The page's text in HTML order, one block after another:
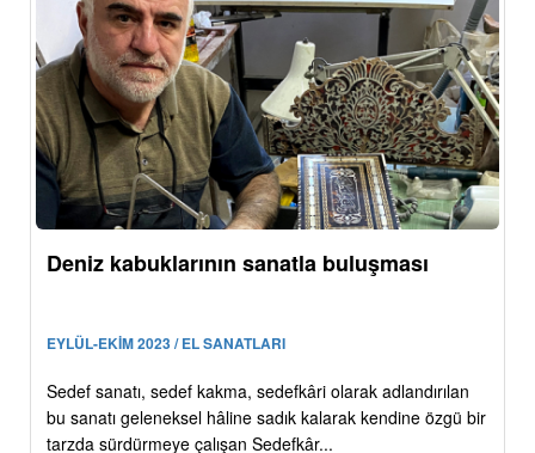
Deniz kabuklarının sanatla buluşması
EYLÜL-EKİM 2023 / EL SANATLARI
Sedef sanatı, sedef kakma, sedefkâri olarak adlandırılan
bu sanatı geleneksel hâline sadık kalarak kendine özgü bir
tarzda sürdürmeye çalışan Sedefkâr...